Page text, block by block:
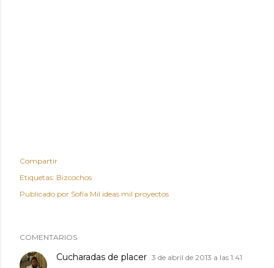
Compartir
Etiquetas: Bizcochos
Publicado por Sofía Mil ideas mil proyectos
COMENTARIOS
Cucharadas de placer 3 de abril de 2013 a las 1:41